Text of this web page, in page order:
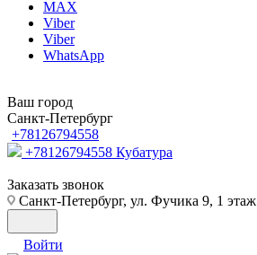
MAX
Viber
Viber
WhatsApp
Ваш город
Санкт-Петербург
+78126794558
+78126794558 Кубатура
Заказать звонок
Санкт-Петербург, ул. Фучика 9, 1 этаж
Войти